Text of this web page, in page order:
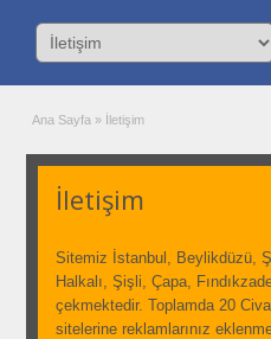
Ana Sayfa » İletişim
İletişim
Sitemiz İstanbul, Beylikdüzü,
Halkalı, Şişli, Çapa,
çekmektedir. Toplamda 20
sitelerine reklamlarınız